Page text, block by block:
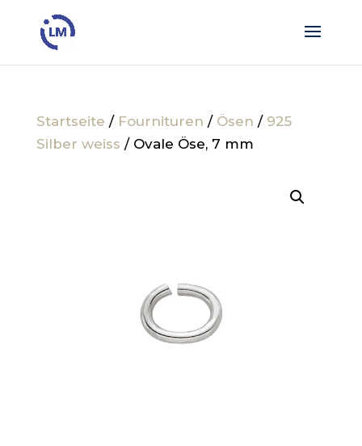
Startseite / Fournituren / Ösen / 925
Silber weiss / Ovale Öse, 7 mm